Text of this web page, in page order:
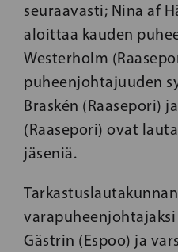
seuraavasti; Nina af
aloittaa kauden
Westerholm
puheenjohtajuuden
Braskén (Raasepori)
(Raasepori) ovat
jäseniä.
Tarkastuslautakunnan
varapuheenjohtajaksi
Gästrin (Espoo) ja